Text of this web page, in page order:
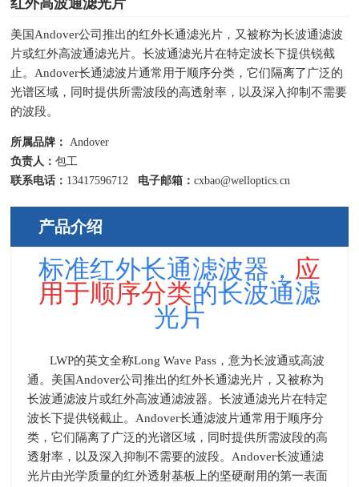
美国Andover公司推出的红外长通滤光片，又被称为长波通滤波
片或红外高波通滤光片。长波通滤光片在特定波长下提供锐截
止。Andover长通滤波片通常用于顺序分类，它们隔离了广泛的
光谱区域，同时提供所需波段的高透射率，以及深入抑制不需要
的波段。
所属品牌：
Andover
负责人：包工
联系电话： 13417596712 电子邮箱：cxbao@welloptics.cn
产品介绍
标准红外长通滤波器， 应
用于顺序分类的长波通滤
光片
LWP的英文全称Long Wave Pass ，意为长波通或高波
通。美国 Andover公司推出的红外长通滤光片，又被称为
长波通滤波片或红外高波通滤波器。长波通滤光片在特定
波长下提供锐截止。 Andover长通滤波片通常用于顺序分
类，它们隔离了广泛的光谱区域，同时提供所需波段的高
透射率，以及深入抑制不需要的波段。 Andover长波通滤
光片由光学质量的红外透射基板上的坚硬耐用的第一表面